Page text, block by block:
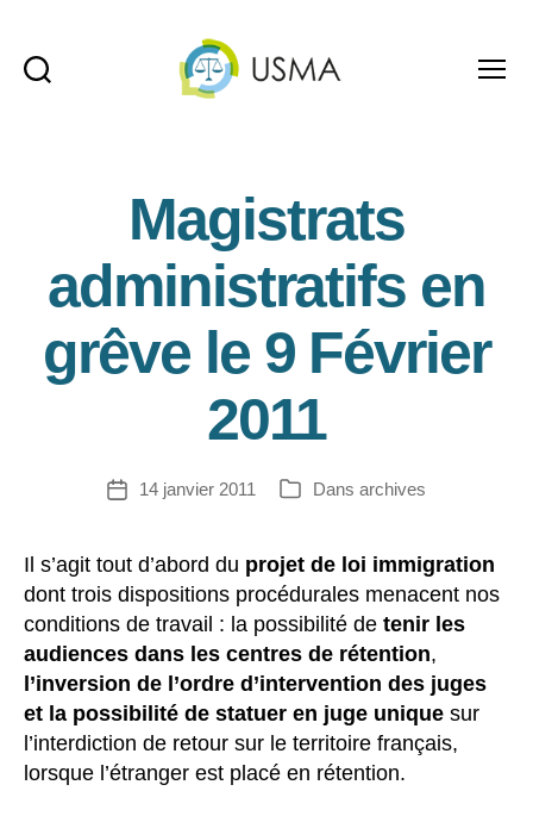
Magistrats
administratifs en
grêve le 9 Février
2011
Date14 janvier 2011 Catégories
Dans archives
Il s’agit tout d’abord du projet de loi immigration
dont trois dispositions procédurales menacent nos
conditions de travail : la possibilité de tenir les
audiences dans les centres de rétention,
l’inversion de l’ordre d’intervention des juges
et la possibilité de statuer en juge unique sur
l’interdiction de retour sur le territoire français,
lorsque l’étranger est placé en rétention.